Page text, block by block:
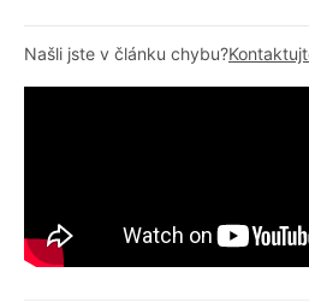
Našli jste v článku chybu?